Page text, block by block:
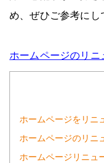
め、ぜひご参考にし
ホームページのリ
ホームページをリニ
ホームページのリニ
ホームページリニュ